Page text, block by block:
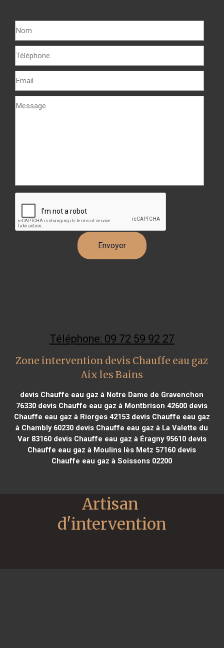
Téléphone: 09 72 59 92 27
Zone intervention devis Chauffe eau gaz
Aix les Bains
devis Chauffe eau gaz à Notre Dame de Gravenchon
76330 devis Chauffe eau gaz à Montbrison 42600 devis
Chauffe eau gaz à Riorges 42153devis Chauffe eau gaz
à Chambly 60230 devis Chauffe eau gaz à La Valette du
Var 83160devis Chauffe eau gaz à Éragny 95610devis
Chauffe eau gaz à Moulins lès Metz 57160 devis
Chauffe eau gaz à Soissons 02200
Artisan
d'intervention